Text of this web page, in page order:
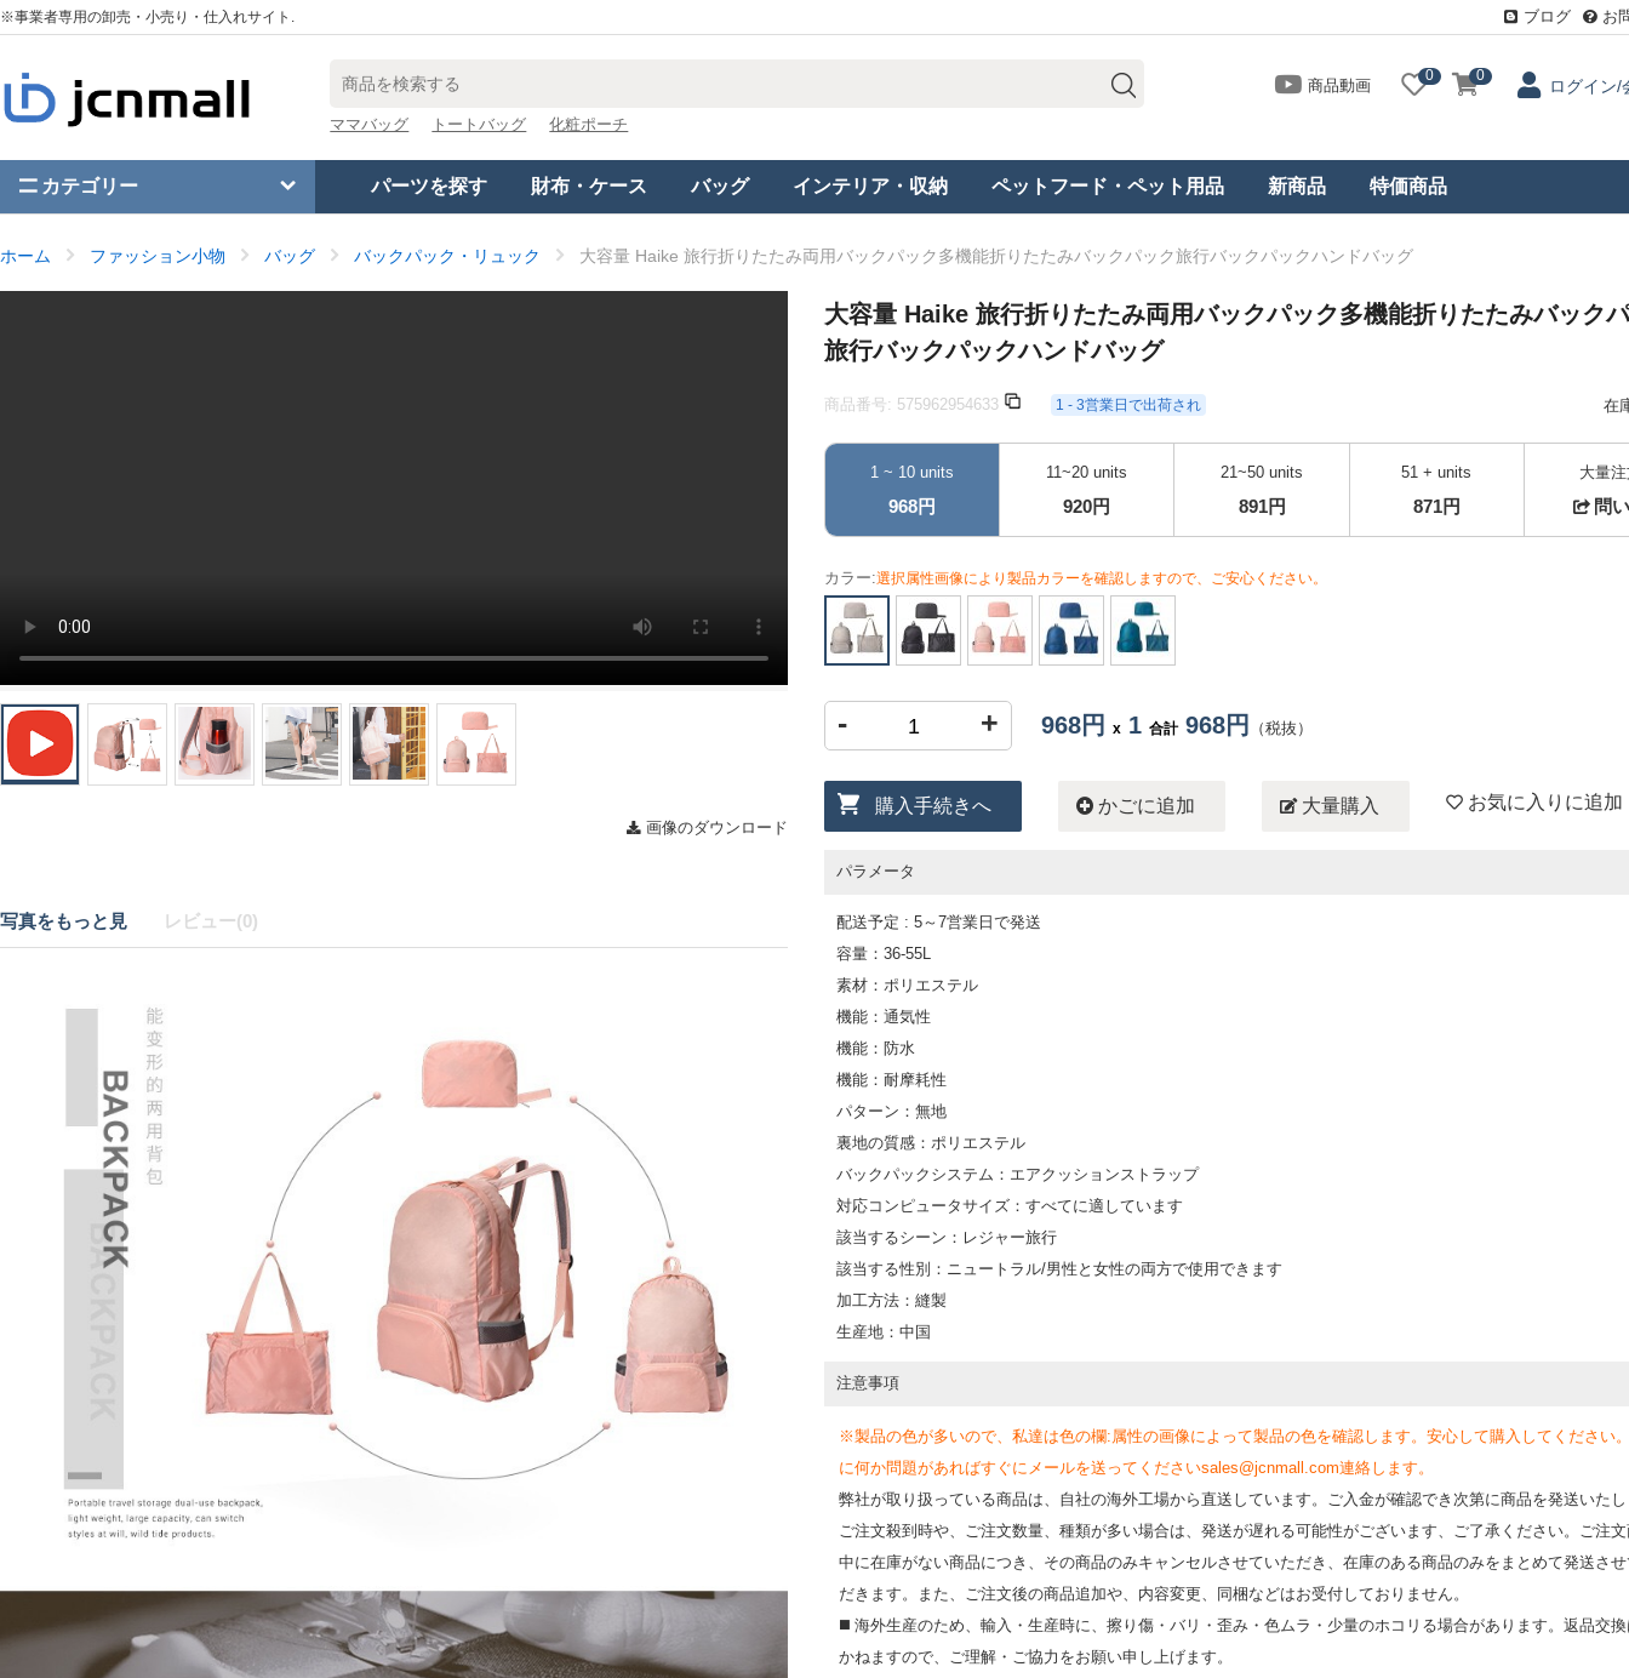
※事業者専用の卸売・小売り・仕入れサイト. ブログ お
ママバッグ トートバッグ 化粧ポーチ
商品動画
0 0
ログイン/
カテゴリー パーツを探す 財布・ケース バッグ インテリア・収納 ペットフード・ペット用品 新商品 特価商品
ホーム ファッション小物 バッグ バックパック・リュック 大容量 Haike 旅行折りたたみ両用バックパック多機能折りたたみバックパック旅行バックパックハンドバッグ
画像のダウンロード
写真をもっと見 レビュー(0)
大容量 Haike 旅行折りたたみ両用バックパック多機能折りたたみバック
旅行バックパックハンドバッグ
商品番号: 575962954633 1 - 3営業日で出荷され 在
1 ~ 10 units
968円
11~20 units
920円
21~50 units
891円
51 + units
871円
大量
問
カラー:選択属性画像により製品カラーを確認しますので、ご安心ください。
- + 968円 x 1 合計968円 （税抜）
購入手続きへ かごに追加 大量購入 お気に入りに追加
パラメータ
配送予定 : 5～7営業日で発送
容量：36-55L
素材：ポリエステル
機能：通気性
機能：防水
機能：耐摩耗性
パターン：無地
裏地の質感：ポリエステル
バックパックシステム：エアクッションストラップ
対応コンピュータサイズ：すべてに適しています
該当するシーン：レジャー旅行
該当する性別：ニュートラル/男性と女性の両方で使用できます
加工方法：縫製
生産地：中国
注意事項
※製品の色が多いので、私達は色の欄:属性の画像によって製品の色を確認します。安心して購入してください
に何か問題があればすぐにメールを送ってくださいsales@jcnmall.com連絡します。
弊社が取り扱っている商品は、自社の海外工場から直送しています。ご入金が確認でき次第に商品を発送いた
ご注文殺到時や、ご注文数量、種類が多い場合は、発送が遅れる可能性がございます、ご了承ください。ご注
中に在庫がない商品につき、その商品のみキャンセルさせていただき、在庫のある商品のみをまとめて発送さ
だきます。また、ご注文後の商品追加や、内容変更、同梱などはお受付しておりません。
◼️ 海外⽣産のため、輸⼊・⽣産時に、擦り傷・バリ・歪み・色ムラ・少量のホコリる場合があります。返品交
かねますので、ご理解・ご協⼒をお願い申し上げます。